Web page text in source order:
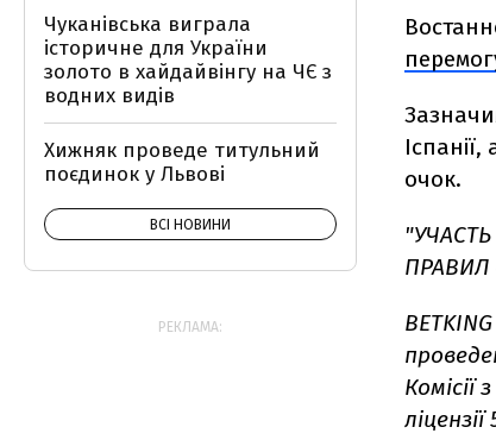
очок.
ПРАВИЛ
ліцензії
Чуканівська виграла
історичне для України
золото в хайдайвінгу на ЧЄ з
водних видів
Хижняк проведе титульний
поєдинок у Львові
ВСІ НОВИНИ
РЕКЛАМА: